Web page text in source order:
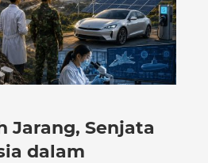
Jarang, Senjata
dalam